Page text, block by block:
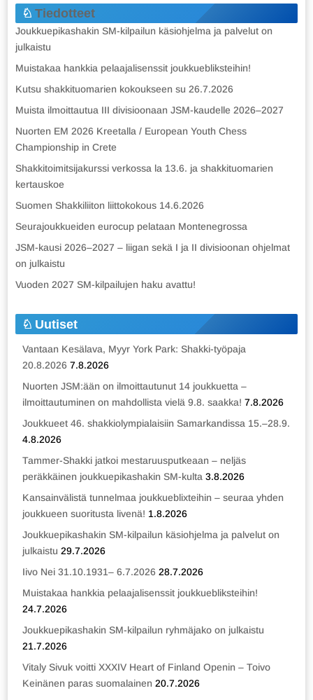
Tiedotteet
Joukkuepikashakin SM-kilpailun käsiohjelma ja palvelut on
julkaistu
Muistakaa hankkia pelaajalisenssit joukkuebliksteihin!
Kutsu shakkituomarien kokoukseen su 26.7.2026
Muista ilmoittautua III divisioonaan JSM-kaudelle 2026–2027
Nuorten EM 2026 Kreetalla / European Youth Chess
Championship in Crete
Shakkitoimitsijakurssi verkossa la 13.6. ja shakkituomarien
kertauskoe
Suomen Shakkiliiton liittokokous 14.6.2026
Seurajoukkueiden eurocup pelataan Montenegrossa
JSM-kausi 2026–2027 – liigan sekä I ja II divisioonan ohjelmat
on julkaistu
Vuoden 2027 SM-kilpailujen haku avattu!
Uutiset
Vantaan Kesälava, Myyr York Park: Shakki-työpaja
20.8.2026 7.8.2026
Nuorten JSM:ään on ilmoittautunut 14 joukkuetta –
ilmoittautuminen on mahdollista vielä 9.8. saakka! 7.8.2026
Joukkueet 46. shakkiolympialaisiin Samarkandissa 15.–28.9.
4.8.2026
Tammer-Shakki jatkoi mestaruusputkeaan – neljäs
peräkkäinen joukkuepikashakin SM-kulta 3.8.2026
Kansainvälistä tunnelmaa joukkueblixteihin – seuraa yhden
joukkueen suoritusta livenä! 1.8.2026
Joukkuepikashakin SM-kilpailun käsiohjelma ja palvelut on
julkaistu 29.7.2026
Iivo Nei 31.10.1931– 6.7.2026 28.7.2026
Muistakaa hankkia pelaajalisenssit joukkuebliksteihin!
24.7.2026
Joukkuepikashakin SM-kilpailun ryhmäjako on julkaistu
21.7.2026
Vitaly Sivuk voitti XXXIV Heart of Finland Openin – Toivo
Keinänen paras suomalainen 20.7.2026